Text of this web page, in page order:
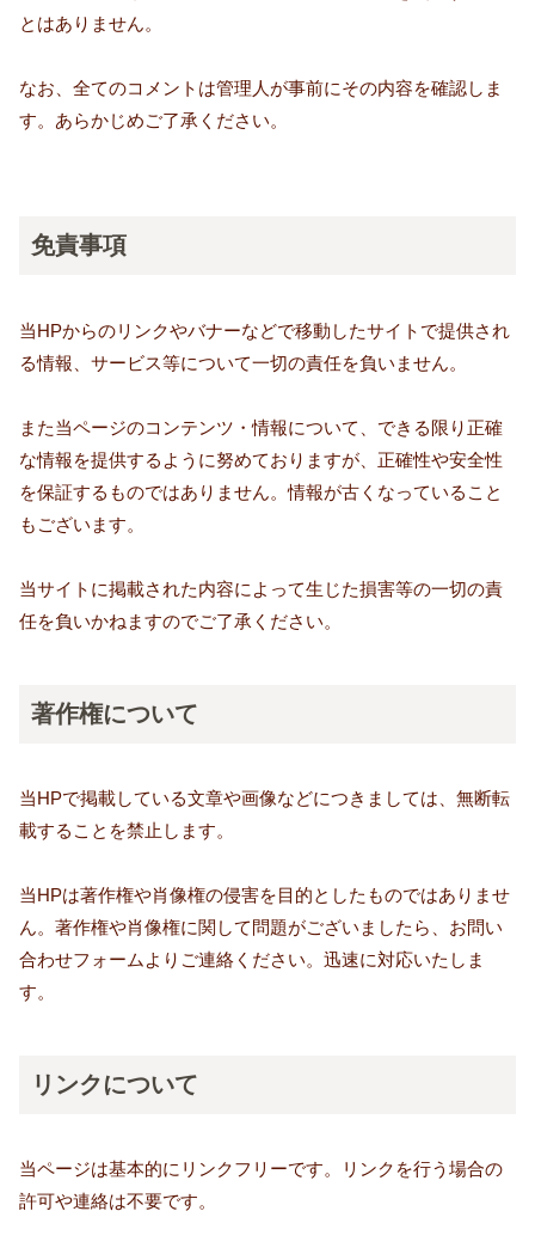
とはありません。
なお、全てのコメントは管理人が事前にその内容を確認しま
す。あらかじめご了承ください。
免責事項
当HPからのリンクやバナーなどで移動したサイトで提供され
る情報、サービス等について一切の責任を負いません。
また当ページのコンテンツ・情報について、できる限り正確
な情報を提供するように努めておりますが、正確性や安全性
を保証するものではありません。情報が古くなっていること
もございます。
当サイトに掲載された内容によって生じた損害等の一切の責
任を負いかねますのでご了承ください。
著作権について
当HPで掲載している文章や画像などにつきましては、無断転
載することを禁止します。
当HPは著作権や肖像権の侵害を目的としたものではありませ
ん。著作権や肖像権に関して問題がございましたら、お問い
合わせフォームよりご連絡ください。迅速に対応いたしま
す。
リンクについて
当ページは基本的にリンクフリーです。リンクを行う場合の
許可や連絡は不要です。